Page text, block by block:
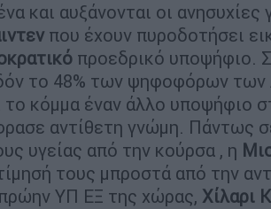
και αυξάνονται οι
που έχουν πυροδοτήσει
προεδρικό υποψήφιο.
το 48% των ψηφοφόρων των
το κόμμα έναν άλλο υποψήφιο
αντίθετη γνώμη. Πάντως
υγείας από την κούρσα , η
τους μπροστά από την
ΥΠ ΕΞ της χώρας, Χίλαρι